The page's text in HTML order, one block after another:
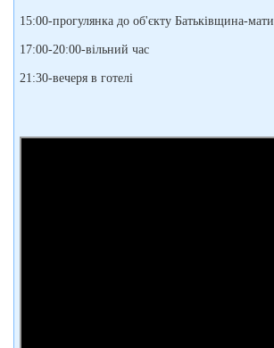
15:00-прогулянка до об'єкту Батьківщина-мати
17:00-20:00-вільний час
21:30-вечеря в готелі